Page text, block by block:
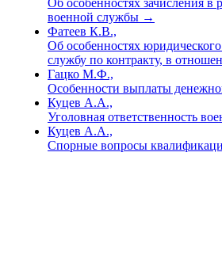
военной службы →
Фатеев К.В.,
Об особенностях
службу по контракту, в
Гацко М.Ф.,
Особенности выплаты
Куцев А.А.,
Уголовная ответственность
Куцев А.А.,
Спорные вопросы